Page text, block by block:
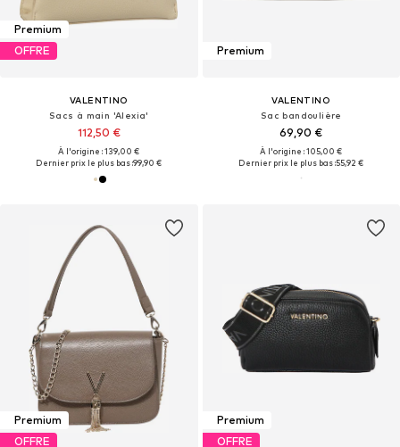
Premium
OFFRE
VALENTINO
Sacs à main 'Alexia'
112,50 €
À l'origine : 139,00 €
Dernier prix le plus bas :99,90 €
Premium
VALENTINO
Sac bandoulière
69,90 €
À l'origine : 105,00 €
Dernier prix le plus bas :55,92 €
Premium
OFFRE
Premium
OFFRE